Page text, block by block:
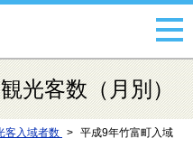
光客数（月別）
客入域者数
平成9年竹富町入域